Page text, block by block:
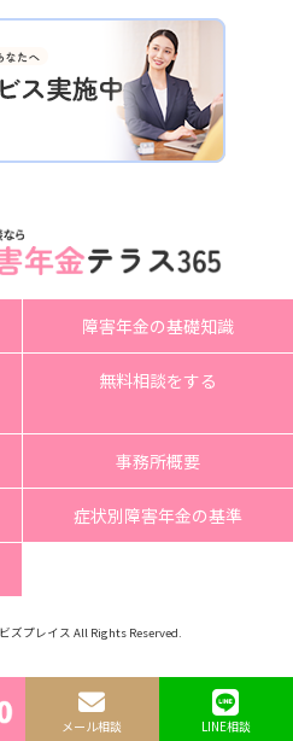
障害年金の基礎知識
無料相談をする
事務所概要
症状別障害年金の基準
プレイス All Rights Reserved.
メール相談 LINE相談